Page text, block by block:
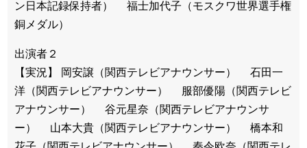
ン日本記録保持者） 福士加代子（モスクワ世界選手権
銅メダル）
出演者２
【実況】 岡安譲（関西テレビアナウンサー） 石田一
洋（関西テレビアナウンサー） 服部優陽（関西テレビ
アナウンサー） 谷元星奈（関西テレビアナウンサ
ー） 山本大貴（関西テレビアナウンサー） 橋本和